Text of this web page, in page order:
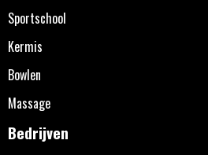
Sportschool
Kermis
Bowlen
Massage
Bedrijven